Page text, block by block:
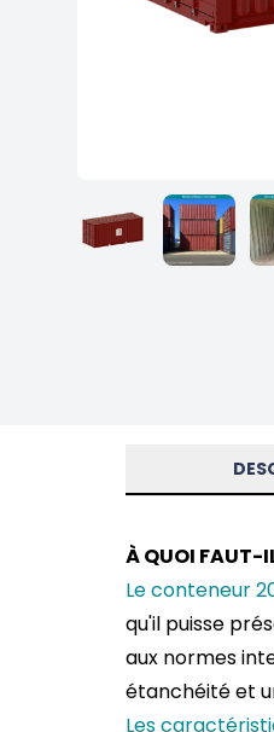
À QUOI FAUT-
Le conteneur
qu'il puisse
aux normes
étanchéité et
Les